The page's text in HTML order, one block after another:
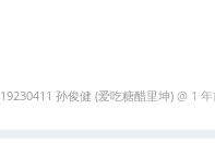
19230411 孙俊健 (爱吃糖醋里坤) @ 1